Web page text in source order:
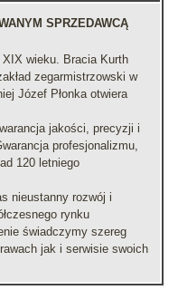
SPRZEDAWCĄ
wieku. Bracia Kurth
zegarmistrzowski w
Józef Płonka otwiera
jakości, precyzji i
profesjonalizmu,
120 letniego
nieustanny rozwój i
rynku
świadczymy szereg
jak i serwisie swoich